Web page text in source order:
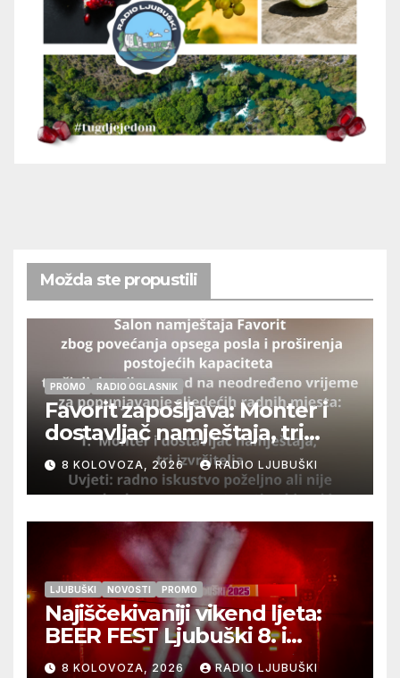
Možda ste propustili
PROMO RADIO OGLASNIK
Favorit zapošljava: Monter i
dostavljač namještaja, tri
izvršitelja
8 KOLOVOZA, 2026 RADIO LJUBUŠKI
LJUBUŠKI NOVOSTI PROMO
Najiščekivaniji vikend ljeta:
BEER FEST Ljubuški 8. i
9.kolovoza
8 KOLOVOZA, 2026 RADIO LJUBUŠKI